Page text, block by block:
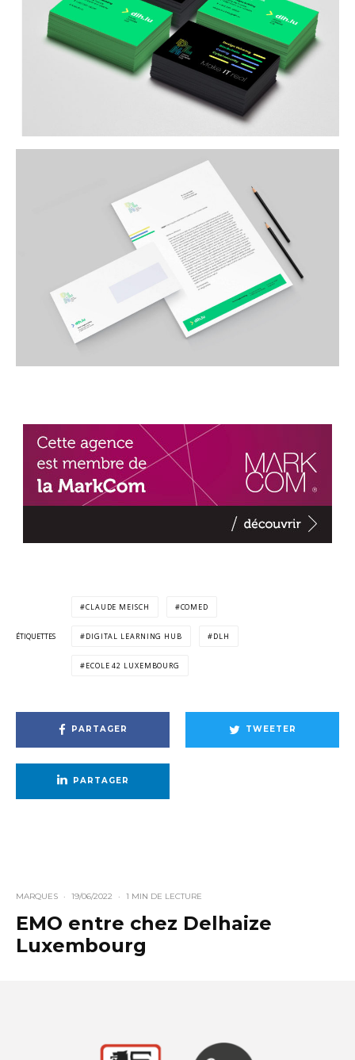
ÉTIQUETTES
CLAUDE MEISCH COMED
DIGITAL LEARNING HUB DLH
ECOLE 42 LUXEMBOURG
PARTAGER TWEETER
PARTAGER
MARQUES · 19/06/2022 · 1 MIN DE LECTURE
EMO entre chez Delhaize
Luxembourg